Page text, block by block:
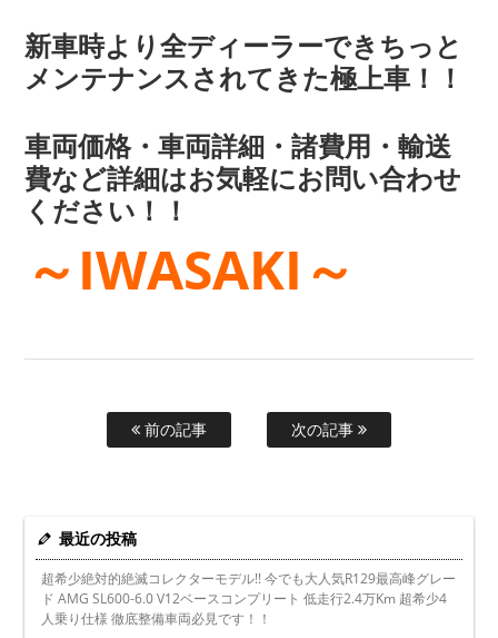
新車時より全ディーラーできちっと
メンテナンスされてきた極上車！！
車両価格・車両詳細・諸費用・輸送
費など詳細はお気軽にお問い合わせ
ください！！
～IWASAKI～
前の記事 次の記事
最近の投稿
超希少絶対的絶滅コレクターモデル!! 今でも大人気R129最高峰グレー
ド AMG SL600-6.0 V12ベースコンプリート 低走行2.4万Km 超希少4
人乗り仕様 徹底整備車両必見です！！